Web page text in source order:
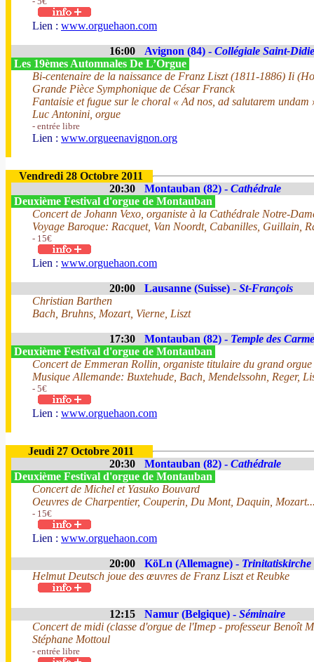
Lien : www.orguehaon.com
16:00 Avignon (84) - Collégiale Saint-
Les 19èmes Automnales De L’Orgue
Bi-centenaire de la naissance de Franz Liszt (1811-1886) Ii
Grande Pièce Symphonique de César Franck
Fantaisie et fugue sur le choral « Ad nos, ad salutarem undam
Luc Antonini, orgue
- entrée libre
Lien : www.orgueenavignon.org
Vendredi 28 Octobre 2011
20:30
Montauban (82) - Cathédrale
Deuxième Festival d'orgue de Montauban
Concert de Johann Vexo, organiste à la Cathédrale Notre-
Voyage Baroque: Racquet, Van Noordt, Cabanilles, Guillain,
- 15€
Lien : www.orguehaon.com
20:00 Lausanne (Suisse) - St-François
Christian Barthen
Bach, Bruhns, Mozart, Vierne, Liszt
17:30 Montauban (82) - Temple des
Deuxième Festival d'orgue de Montauban
Concert de Emmeran Rollin, organiste titulaire du grand
Musique Allemande: Buxtehude, Bach, Mendelssohn, Reger,
- 5€
Lien : www.orguehaon.com
Jeudi 27 Octobre 2011
20:30
Montauban (82) - Cathédrale
Deuxième Festival d'orgue de Montauban
Concert de Michel et Yasuko Bouvard
Oeuvres de Charpentier, Couperin, Du Mont, Daquin,
- 15€
Lien : www.orguehaon.com
20:00 KöLn (Allemagne) - Trinitatiskirche
Helmut Deutsch joue des œuvres de Franz Liszt et Reubke
12:15 Namur (Belgique) - Séminaire
Concert de midi (classe d'orgue de l'Imep - professeur Benoît
Stéphane Mottoul
- entrée libre